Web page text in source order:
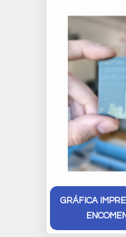
GRÁFICA